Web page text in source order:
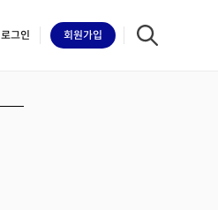
로그인 회원가입